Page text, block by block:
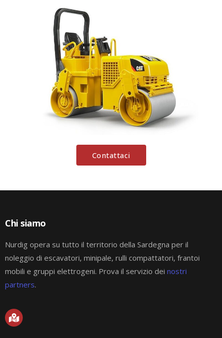
Contattaci
Chi siamo
Nurdig opera su tutto il territorio della Sardegna per il
noleggio di escavatori, minipale, rulli compattatori, frantoi
mobili e gruppi elettrogeni. Prova il servizio dei nostri
partners.
M
a